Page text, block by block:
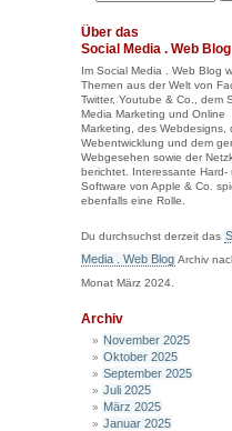
Über das
Social Media . Web Blog
Im Social Media . Web Blog
Themen aus der Welt von
Twitter, Youtube & Co., dem
Media Marketing und Online
Marketing, des Webdesigns,
Webentwicklung und dem
Webgesehen sowie der
berichtet. Interessante Hard-
Software von Apple & Co.
ebenfalls eine Rolle.
Du durchsuchst derzeit das
Media . Web Blog Archiv
Monat März 2024.
Archiv
November 2025
Oktober 2025
September 2025
Juli 2025
März 2025
Januar 2025